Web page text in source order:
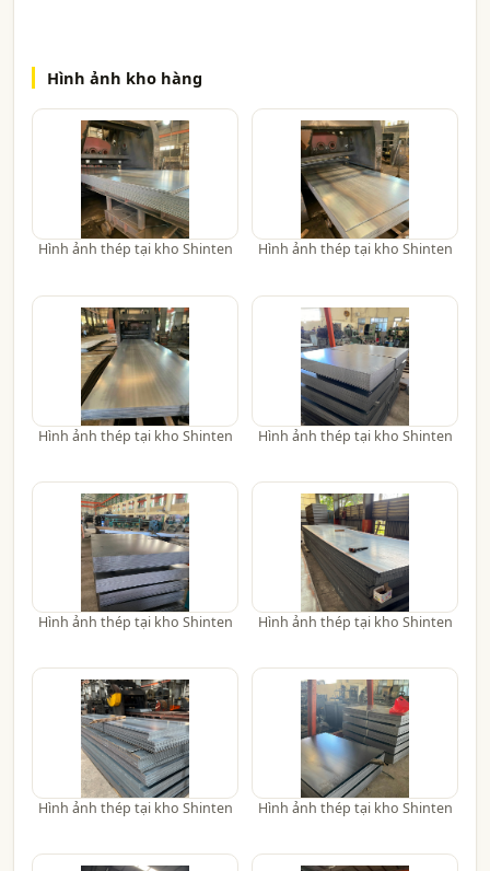
Hình ảnh kho hàng
Hình ảnh thép tại kho Shinten Hình ảnh thép tại kho Shinten
Hình ảnh thép tại kho Shinten Hình ảnh thép tại kho Shinten
Hình ảnh thép tại kho Shinten Hình ảnh thép tại kho Shinten
Hình ảnh thép tại kho Shinten Hình ảnh thép tại kho Shinten